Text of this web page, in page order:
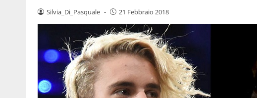
Silvia_Di_Pasquale - 21 Febbraio 2018